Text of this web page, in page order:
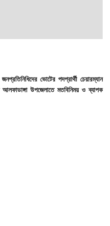
জনপ্রতিনিধিদের ভোটের পদপ্রার্থী চেয়ারম্যান
আলফাডাঙ্গা উপজেলাতে মতবিনিময় ও ব্যাপক